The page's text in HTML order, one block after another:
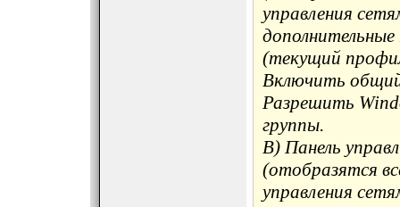
управления
(текущий
Включить
Разрешить
группы.
B) Панель
(отобразятся
управления